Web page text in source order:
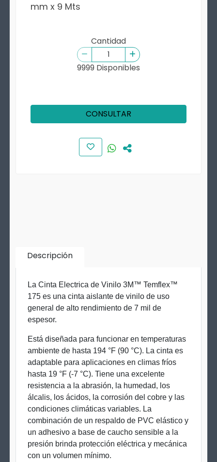
mm x 9 Mts
Cantidad
9999 Disponibles
CONSULTAR
Descripción
La Cinta Electrica de Vinilo 3M™ Temflex™
175 es una cinta aislante de vinilo de uso
general de alto rendimiento de 7 mil de
espesor.
Está diseñada para funcionar en temperaturas
ambiente de hasta 194 °F (90 °C). La cinta es
adaptable para aplicaciones en climas fríos
hasta 19 °F (-7 °C). Tiene una excelente
resistencia a la abrasión, la humedad, los
álcalis, los ácidos, la corrosión del cobre y las
condiciones climáticas variables. La
combinación de un respaldo de PVC elástico y
un adhesivo a base de caucho sensible a la
presión brinda protección eléctrica y mecánica
con un volumen mínimo.